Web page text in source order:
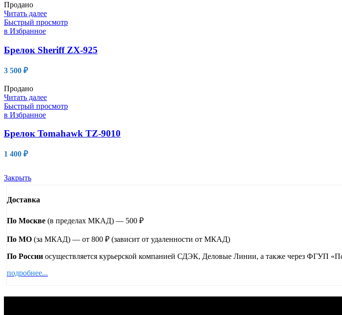
Продано
Читать далее
Быстрый просмотр
в Избранное
Брелок Sheriff ZX-925
3 500 ₽
Продано
Читать далее
Быстрый просмотр
в Избранное
Брелок Tomahawk TZ-9010
1 400 ₽
Закрыть
Доставка
По Москве (в пределах МКАД) — 500 ₽
По МО (за МКАД) — от 800 ₽ (зависит от удаленности от МКАД)
По России осуществляется курьерской компанией СДЭК, Деловые Линии, а также через ФГУП
подробнее...